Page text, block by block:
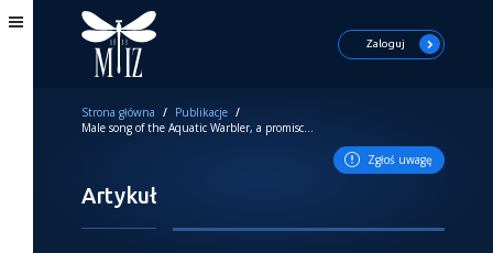
Zaloguj
Strona główna / Publikacje /
Male song of the Aquatic Warbler, a promiscuous bird without paternal care, is more complex than previously thought
Zgłoś uwagę
Artykuł